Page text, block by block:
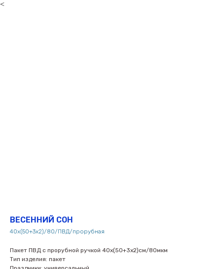
<
ВЕСЕННИЙ СОН
40х(50+3х2)/80/ПВД/прорубная
Пакет ПВД с прорубной ручкой 40х(50+3х2)см/80мкм
Тип изделия: пакет